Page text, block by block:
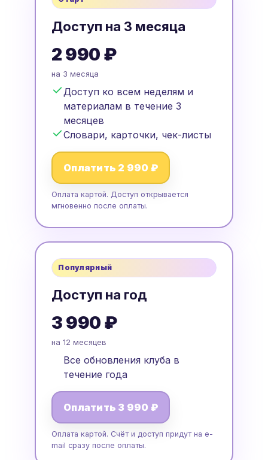
Доступ на 3 месяца
2 990 ₽
на 3 месяца
Доступ ко всем неделям и
материалам в течение 3
месяцев
Словари, карточки, чек-листы
Оплатить 2 990 ₽
Оплата картой. Доступ открывается
мгновенно после оплаты.
Популярный
Доступ на год
3 990 ₽
на 12 месяцев
Все обновления клуба в
течение года
Оплатить 3 990 ₽
Оплата картой. Счёт и доступ придут на e-
mail сразу после оплаты.